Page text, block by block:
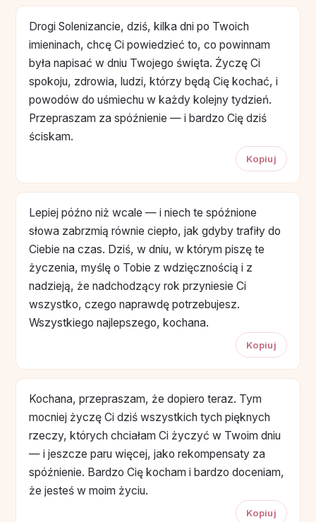
Drogi Solenizancie, dziś, kilka dni po Twoich
imieninach, chcę Ci powiedzieć to, co powinnam
była napisać w dniu Twojego święta. Życzę Ci
spokoju, zdrowia, ludzi, którzy będą Cię kochać, i
powodów do uśmiechu w każdy kolejny tydzień.
Przepraszam za spóźnienie — i bardzo Cię dziś
ściskam.
Kopiuj
Lepiej późno niż wcale — i niech te spóźnione
słowa zabrzmią równie ciepło, jak gdyby trafiły do
Ciebie na czas. Dziś, w dniu, w którym piszę te
życzenia, myślę o Tobie z wdzięcznością i z
nadzieją, że nadchodzący rok przyniesie Ci
wszystko, czego naprawdę potrzebujesz.
Wszystkiego najlepszego, kochana.
Kopiuj
Kochana, przepraszam, że dopiero teraz. Tym
mocniej życzę Ci dziś wszystkich tych pięknych
rzeczy, których chciałam Ci życzyć w Twoim dniu
— i jeszcze paru więcej, jako rekompensaty za
spóźnienie. Bardzo Cię kocham i bardzo doceniam,
że jesteś w moim życiu.
Kopiuj